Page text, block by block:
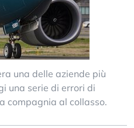
una delle aziende più
una serie di errori di
compagnia al collasso.